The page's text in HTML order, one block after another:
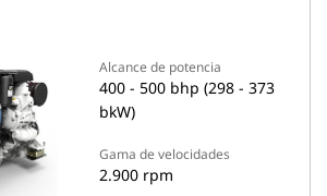
Alcance de potencia
400 - 500 bhp (298 - 373
bkW)
Gama de velocidades
2.900 rpm